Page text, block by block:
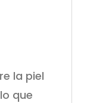
la piel
que